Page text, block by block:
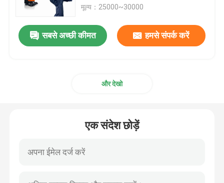
मूल्य：25000~30000
सबसे अच्छी कीमत हमसे संपर्क करें
और देखो
एक संदेश छोड़ें